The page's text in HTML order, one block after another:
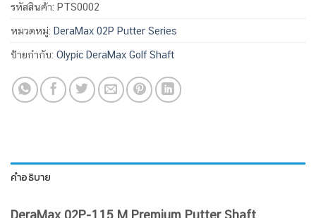
รหัสสินค้า: PTS0002
หมวดหมู่: DeraMax 02P Putter Series
ป้ายกำกับ: Olypic DeraMax Golf Shaft
คำอธิบาย
DeraMax 02P-115 M Premium Putter Shaft